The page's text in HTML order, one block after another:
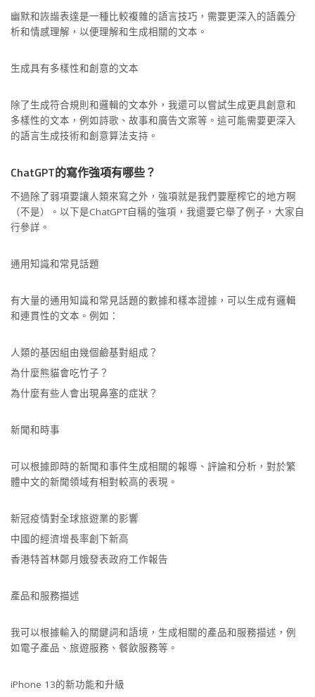
幽默和詼諧表達是一種比較複雜的語言技巧，需要更深入的語義分
析和情感理解，以便理解和生成相關的文本。
生成具有多樣性和創意的文本
除了生成符合規則和邏輯的文本外，我還可以嘗試生成更具創意和
多樣性的文本，例如詩歌、故事和廣告文案等。這可能需要更深入
的語言生成技術和創意算法支持。
ChatGPT的寫作強項有哪些？
不過除了弱項要讓人類來寫之外，強項就是我們要壓榨它的地方啊
（不是）。以下是ChatGPT自稱的強項，我還要它舉了例子，大家自
行參詳。
通用知識和常見話題
有大量的通用知識和常見話題的數據和樣本證據，可以生成有邏輯
和連貫性的文本。例如：
人類的基因組由幾個鹼基對組成？
為什麼熊貓會吃竹子？
為什麼有些人會出現鼻塞的症狀？
新聞和時事
可以根據即時的新聞和事件生成相關的報導、評論和分析，對於繁
體中文的新聞領域有相對較高的表現。
新冠疫情對全球旅遊業的影響
中國的經濟增長率創下新高
香港特首林鄭月娥發表政府工作報告
產品和服務描述
我可以根據輸入的關鍵詞和語境，生成相關的產品和服務描述，例
如電子產品、旅遊服務、餐飲服務等。
iPhone 13的新功能和升級